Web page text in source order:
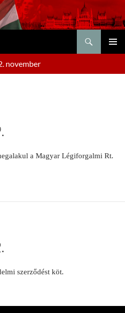
november
a Magyar Légiforgalmi Rt.
szerződést köt.